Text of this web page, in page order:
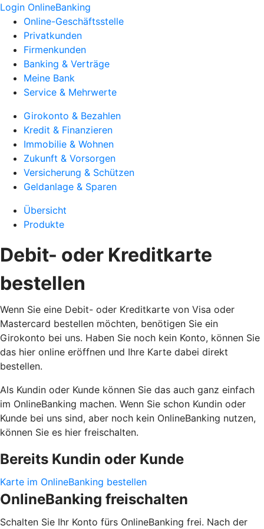
Login OnlineBanking
Online-Geschäftsstelle
Privatkunden
Firmenkunden
Banking & Verträge
Meine Bank
Service & Mehrwerte
Girokonto & Bezahlen
Kredit & Finanzieren
Immobilie & Wohnen
Zukunft & Vorsorgen
Versicherung & Schützen
Geldanlage & Sparen
Übersicht
Produkte
Debit- oder Kreditkarte
bestellen
Wenn Sie eine Debit- oder Kreditkarte von Visa oder
Mastercard bestellen möchten, benötigen Sie ein
Girokonto bei uns. Haben Sie noch kein Konto, können Sie
das hier online eröffnen und Ihre Karte dabei direkt
bestellen.
Als Kundin oder Kunde können Sie das auch ganz einfach
im OnlineBanking machen. Wenn Sie schon Kundin oder
Kunde bei uns sind, aber noch kein OnlineBanking nutzen,
können Sie es hier freischalten.
Bereits Kundin oder Kunde
Karte im OnlineBanking bestellen
OnlineBanking freischalten
Schalten Sie Ihr Konto fürs OnlineBanking frei. Nach der